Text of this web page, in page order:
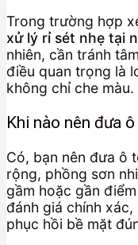
Trong trường hợp
xử lý rỉ sét nhẹ tại
nhiên, cần tránh
điều quan trọng là
không chỉ che màu.
Khi nào nên đưa
Có, bạn nên đưa ô
rộng, phồng sơn
gầm hoặc gần
đánh giá chính
phục hồi bề mặt